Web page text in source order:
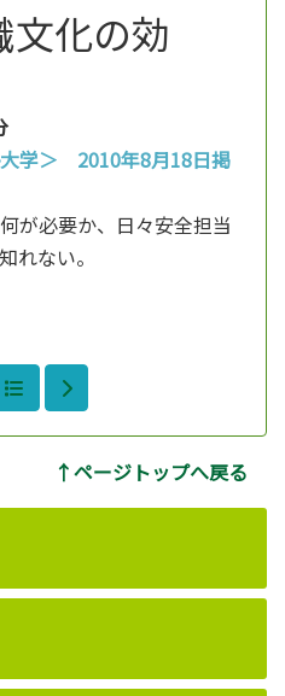
文化の効
学＞ 2010年8月18日掲
が必要か、日々安全担当
れない。
↑ページトップへ戻る